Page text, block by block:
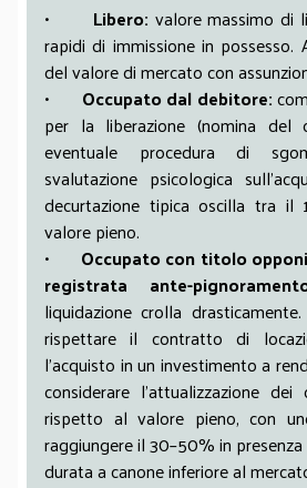
• Libero: valore massimo di
rapidi di immissione in possesso.
del valore di mercato con
• Occupato dal debitore:
per la liberazione (nomina del
eventuale procedura di
svalutazione psicologica
decurtazione tipica oscilla tra
valore pieno.
• Occupato con titolo
registrata ante-
liquidazione crolla
rispettare il contratto di
l’acquisto in un investimento a
considerare l’attualizzazione
rispetto al valore pieno, con
raggiungere il 30–50% in
durata a canone inferiore al